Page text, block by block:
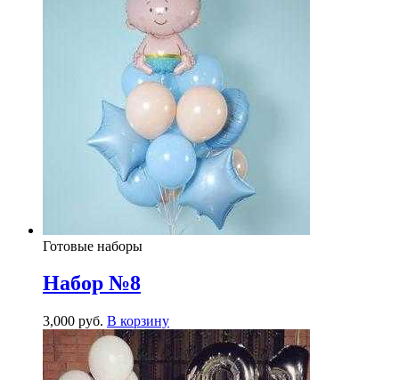
Готовые наборы
Набор №8
3,000 руб. В корзину